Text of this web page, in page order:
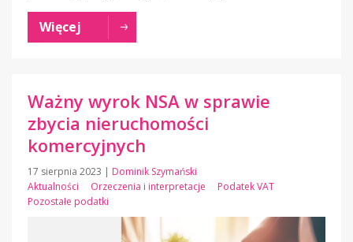
Więcej
Ważny wyrok NSA w sprawie
zbycia nieruchomości
komercyjnych
17 sierpnia 2023 | Dominik Szymański
Aktualności
Orzeczenia i interpretacje
Podatek VAT
Pozostałe podatki